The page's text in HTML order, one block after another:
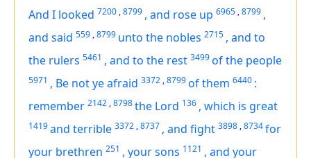
And I looked 7200 ,8799 , and rose up 6965 ,8799 ,
and said 559 ,8799 unto the nobles 2715 , and to
the rulers 5461 , and to the rest 3499of the people
5971 , Be not ye afraid 3372 ,8799of them 6440 :
remember 2142 ,8798the Lord 136 , which is great
1419and terrible 3372 ,8737 , and fight 3898 ,8734for
your brethren 251 , your sons 1121 , and your